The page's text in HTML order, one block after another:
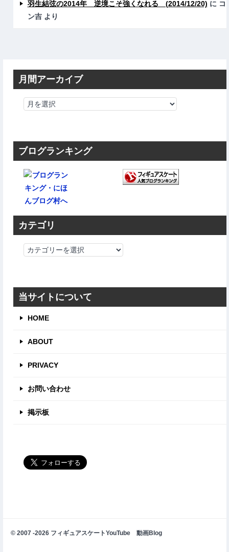
羽生結弦の2014年 逆境こそ強くなれる (2014/12/20) に コ
ン吉より
月間アーカイブ
ブログランキング
カテゴリ
カ
リ
当サイトについて
HOME
ABOUT
PRIVACY
お問い合わせ
掲示板
© 2007 -2026 フィギュアスケートYouTube 動画Blog